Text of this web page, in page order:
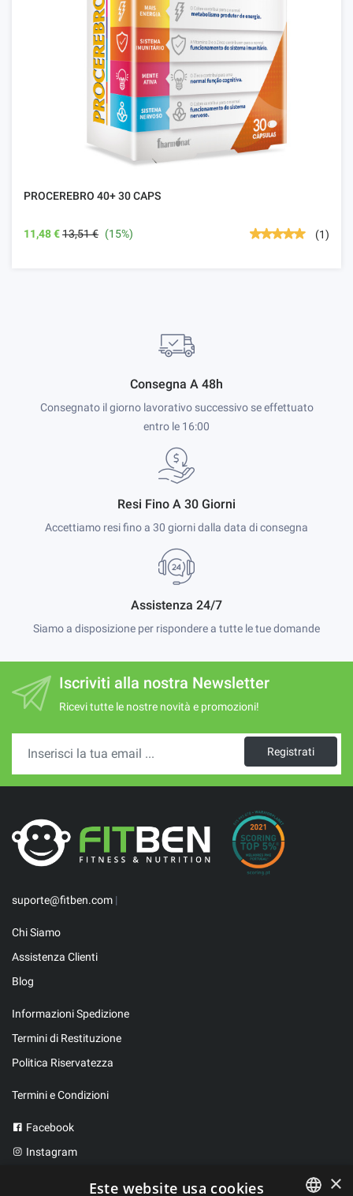
PROCEREBRO 40+ 30 CAPS
11,48 €13,51 € (15%) (1)
Consegna A 48h
Consegnato il giorno lavorativo successivo se effettuato
entro le 16:00
Resi Fino A 30 Giorni
Accettiamo resi fino a 30 giorni dalla data di consegna
Assistenza 24/7
Siamo a disposizione per rispondere a tutte le tue domande
Iscriviti alla nostra Newsletter
Ricevi tutte le nostre novità e promozioni!
Registrati
suporte@fitben.com |
Chi Siamo
Assistenza Clienti
Blog
Informazioni Spedizione
Termini di Restituzione
Politica Riservatezza
Termini e Condizioni
Facebook
Instagram
×
Este website usa cookies